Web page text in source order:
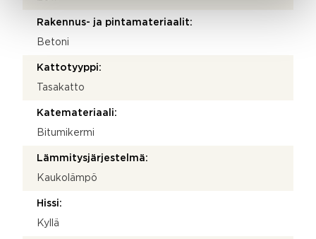
Rakennus- ja pintamateriaalit:
Betoni
Kattotyyppi:
Tasakatto
Katemateriaali:
Bitumikermi
Lämmitysjärjestelmä:
Kaukolämpö
Hissi:
Kyllä